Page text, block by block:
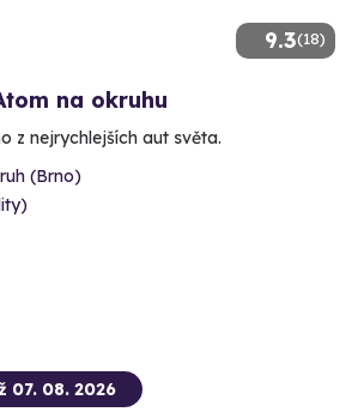
9.3(18)
na okruhu
z nejrychlejších aut světa.
(Brno)
07. 08. 2026